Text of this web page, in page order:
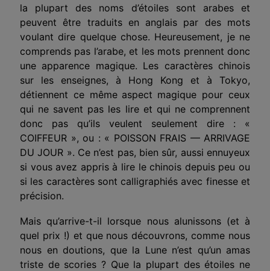
la plupart des noms d’étoiles sont arabes et
peuvent être traduits en anglais par des mots
voulant dire quelque chose. Heureusement, je ne
comprends pas l’arabe, et les mots prennent donc
une appa­rence magique. Les caractères chinois
sur les ensei­gnes, à Hong Kong et à Tokyo,
détiennent ce même aspect magique pour ceux
qui ne savent pas les lire et qui ne comprennent
donc pas qu’ils veulent seulement dire : «
COIFFEUR », ou : « POISSON FRAIS — ARRIVAGE
DU JOUR ». Ce n’est pas, bien sûr, aussi ennuyeux
si vous avez appris à lire le chinois depuis peu ou
si les caractères sont calligra­phiés avec finesse et
précision.
Mais qu’arrive-t-il lorsque nous alunissons (et à
quel prix !) et que nous découvrons, comme nous
nous en doutions, que la Lune n’est qu’un amas
triste de scories ? Que la plupart des étoiles ne